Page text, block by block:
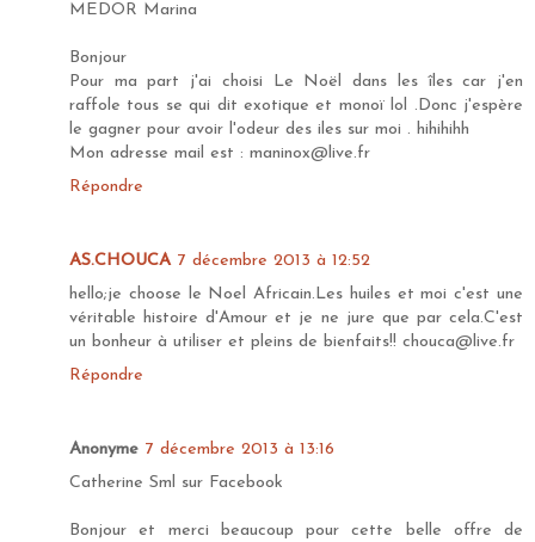
MEDOR Marina
Bonjour
Pour ma part j'ai choisi Le Noël dans les îles car j'en
raffole tous se qui dit exotique et monoï lol .Donc j'espère
le gagner pour avoir l'odeur des iles sur moi . hihihihh
Mon adresse mail est : maninox@live.fr
Répondre
AS.CHOUCA 7 décembre 2013 à 12:52
hello;je choose le Noel Africain.Les huiles et moi c'est une
véritable histoire d'Amour et je ne jure que par cela.C'est
un bonheur à utiliser et pleins de bienfaits!! chouca@live.fr
Répondre
Anonyme 7 décembre 2013 à 13:16
Catherine Sml sur Facebook
Bonjour et merci beaucoup pour cette belle offre de